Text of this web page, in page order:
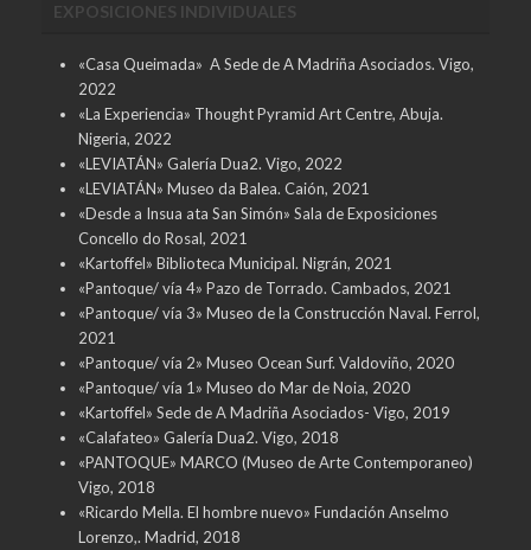
EXPOSICIONES INDIVIDUALES
«Casa Queimada» A Sede de A Madriña Asociados. Vigo,
2022
«La Experiencia» Thought Pyramid Art Centre, Abuja.
Nigeria, 2022
«LEVIATÁN» Galería Dua2. Vigo, 2022
«LEVIATÁN» Museo da Balea. Caión, 2021
«Desde a Insua ata San Simón» Sala de Exposiciones
Concello do Rosal, 2021
«Kartoffel» Biblioteca Municipal. Nigrán, 2021
«Pantoque/ vía 4» Pazo de Torrado. Cambados, 2021
«Pantoque/ vía 3» Museo de la Construcción Naval. Ferrol,
2021
«Pantoque/ vía 2» Museo Ocean Surf. Valdoviño, 2020
«Pantoque/ vía 1» Museo do Mar de Noia, 2020
«Kartoffel» Sede de A Madriña Asociados- Vigo, 2019
«Calafateo» Galería Dua2. Vigo, 2018
«PANTOQUE» MARCO (Museo de Arte Contemporaneo)
Vigo, 2018
«Ricardo Mella. El hombre nuevo» Fundación Anselmo
Lorenzo,. Madrid, 2018